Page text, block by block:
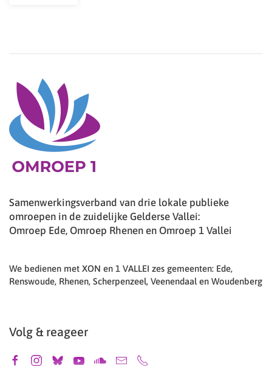
Samenwerkingsverband van drie lokale publieke
omroepen in de zuidelijke Gelderse Vallei:
Omroep Ede, Omroep Rhenen en Omroep 1 Vallei
We bedienen met XON en 1 VALLEI zes gemeenten: Ede,
Renswoude, Rhenen, Scherpenzeel, Veenendaal en Woudenberg
Volg & reageer